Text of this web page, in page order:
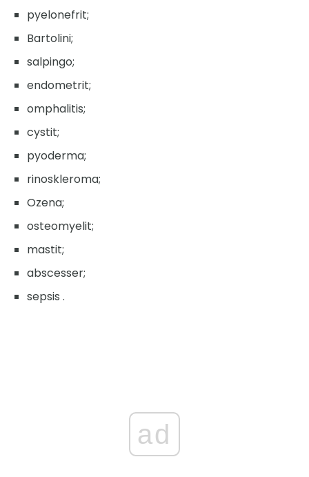
pyelonefrit;
Bartolini;
salpingo;
endometrit;
omphalitis;
cystit;
pyoderma;
rinoskleroma;
Ozena;
osteomyelit;
mastit;
abscesser;
sepsis .
ad